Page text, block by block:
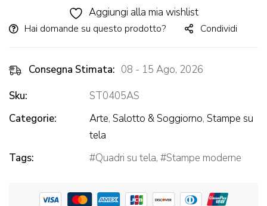
Aggiungi alla mia wishlist
Hai domande su questo prodotto? Condividi
Consegna Stimata: 08 - 15 Ago, 2026
Sku:
ST0405AS
Categorie:
Arte, Salotto & Soggiorno, Stampe su
tela
Tags:
Quadri su tela, Stampe moderne